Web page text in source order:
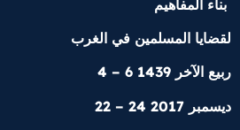
لقضايا المسلمين في الغرب
4 – 6 ربيع الآخر 1439
22 – 24 ديسمبر 2017